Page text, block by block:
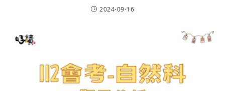
2024-09-16